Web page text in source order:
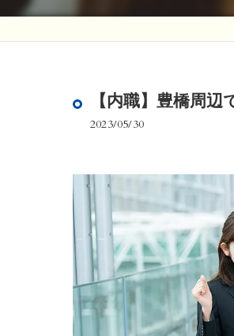
【内職】豊橋周
2023/05/30